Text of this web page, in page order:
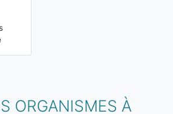
ORGANISMES À